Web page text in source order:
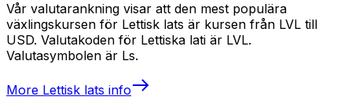
Vår valutarankning visar att den mest populära
växlingskursen för Lettisk lats är kursen från LVL till
USD. Valutakoden för Lettiska lati är LVL.
Valutasymbolen är Ls.
More Lettisk lats info